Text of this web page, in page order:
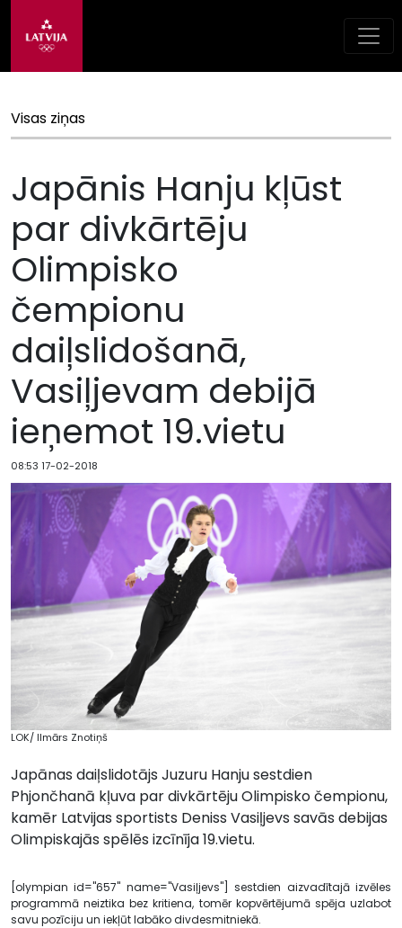
Visas ziņas
Japānis Hanju kļūst
par divkārtēju
Olimpisko
čempionu
daiļslidošanā,
Vasiļjevam debijā
ieņemot 19.vietu
08:53 17-02-2018
LOK/ Ilmārs Znotiņš
Japānas daiļslidotājs Juzuru Hanju sestdien
Phjončhanā kļuva par divkārtēju Olimpisko čempionu,
kamēr Latvijas sportists Deniss Vasiļjevs savās debijas
Olimpiskajās spēlēs izcīnīja 19.vietu.
[olympian id="657" name="Vasiļjevs"] sestdien aizvadītajā izvēles
programmā neiztika bez kritiena, tomēr kopvērtējumā spēja uzlabot
savu pozīciju un iekļūt labāko divdesmitniekā.